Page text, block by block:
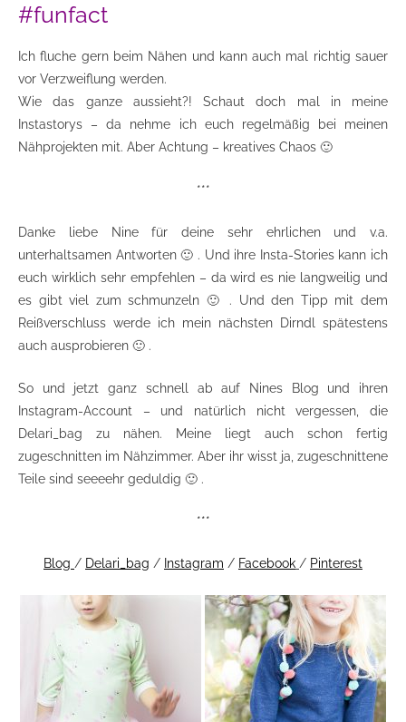
#funfact
Ich fluche gern beim Nähen und kann auch mal richtig sauer
vor Verzweiflung werden.
Wie das ganze aussieht?! Schaut doch mal in meine
Instastorys – da nehme ich euch regelmäßig bei meinen
Nähprojekten mit. Aber Achtung – kreatives Chaos 🙂
***
Danke liebe Nine für deine sehr ehrlichen und v.a.
unterhaltsamen Antworten 🙂 . Und ihre Insta-Stories kann ich
euch wirklich sehr empfehlen – da wird es nie langweilig und
es gibt viel zum schmunzeln 🙂 . Und den Tipp mit dem
Reißverschluss werde ich mein nächsten Dirndl spätestens
auch ausprobieren 🙂 .
So und jetzt ganz schnell ab auf Nines Blog und ihren
Instagram-Account – und natürlich nicht vergessen, die
Delari_bag zu nähen. Meine liegt auch schon fertig
zugeschnitten im Nähzimmer. Aber ihr wisst ja, zugeschnittene
Teile sind seeeehr geduldig 🙂 .
***
Blog / Delari_bag / Instagram / Facebook / Pinterest